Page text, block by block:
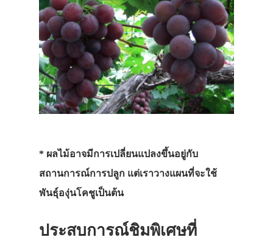
* ผลไม้อาจมีการเปลี่ยนแปลงขึ้นอยู่กับ
สถานการณ์การปลูก แต่เราวางแผนที่จะใช้
พันธุ์องุ่นโคชูเป็นต้น
ประสบการณ์ชิมพิเศษที่
ประเทศญี่ปุ่น
เอง
รถบัส
ทัวร์